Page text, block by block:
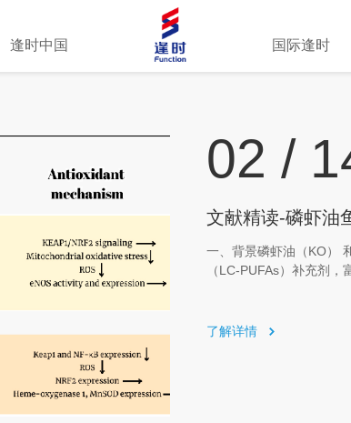
逢时中国 国际逢时
02 /
文献精读-磷虾油
一、背景磷虾油（KO）
（LC-PUFAs）补充剂，
内容（1）主要
了解详情